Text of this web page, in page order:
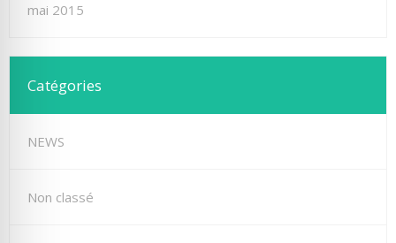
mai 2015
Catégories
NEWS
Non classé